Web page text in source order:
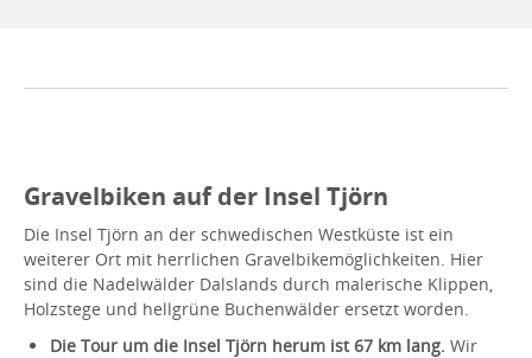
Gravelbiken auf der Insel Tjörn
Die Insel Tjörn an der schwedischen Westküste ist ein
weiterer Ort mit herrlichen Gravelbikemöglichkeiten. Hier
sind die Nadelwälder Dalslands durch malerische Klippen,
Holzstege und hellgrüne Buchenwälder ersetzt worden.
Die Tour um die Insel Tjörn herum ist 67 km lang. Wir